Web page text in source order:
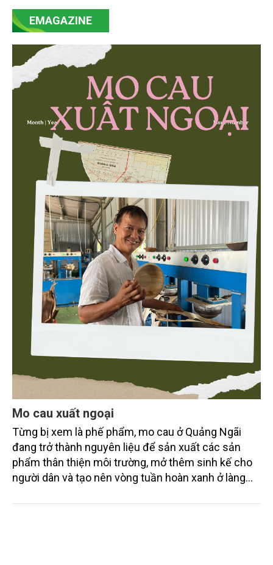
mạnh mẽ, thúc đẩy quá trình cải cách toàn diện,
minh bạch hóa chuỗi cung ứng và nâng cao hiệu
then chốt là nông nghiệp và môi trường.
EMAGAZINE
Mo cau xuất ngoại
Từng bị xem là phế phẩm, mo cau ở Quảng Ngãi
đang trở thành nguyên liệu để sản xuất các sản
phẩm thân thiện môi trường, mở thêm sinh kế cho
người dân và tạo nên vòng tuần hoàn xanh ở làng
chén, dĩa... từ mo cau đã được thị trường trong nước